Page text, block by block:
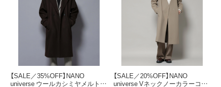
【SALE／35%OFF】NANO
universe ウールカシミヤメルトン
【SALE／20%OFF】NANO
universe Vネックノーカラーコー